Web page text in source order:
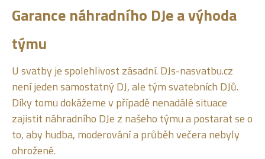
Garance náhradního DJe a výhoda
týmu
U svatby je spolehlivost zásadní. DJs-nasvatbu.cz
není jeden samostatný DJ, ale tým svatebních DJů.
Díky tomu dokážeme v případě nenadálé situace
zajistit náhradního DJe z našeho týmu a postarat se o
to, aby hudba, moderování a průběh večera nebyly
ohrožené.